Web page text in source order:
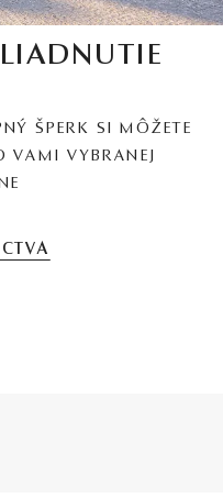
ŠPERK SI MÔŽETE
VAMI VYBRANEJ